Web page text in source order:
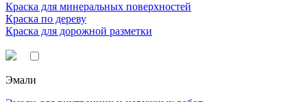
Краска для минеральных поверхностей
Краска по дереву
Краска для дорожной разметки
Эмали